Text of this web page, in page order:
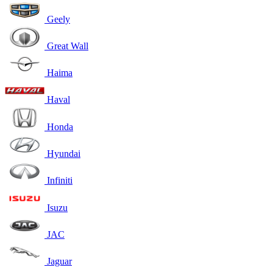
Geely
Great Wall
Haima
Haval
Honda
Hyundai
Infiniti
Isuzu
JAC
Jaguar